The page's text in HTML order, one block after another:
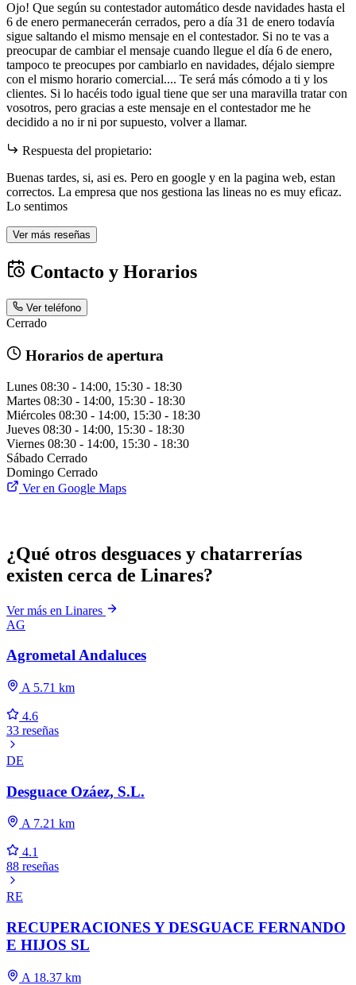
Ojo! Que según su contestador automático desde navidades hasta el
6 de enero permanecerán cerrados, pero a día 31 de enero todavía
sigue saltando el mismo mensaje en el contestador. Si no te vas a
preocupar de cambiar el mensaje cuando llegue el día 6 de enero,
tampoco te preocupes por cambiarlo en navidades, déjalo siempre
con el mismo horario comercial.... Te será más cómodo a ti y los
clientes. Si lo hacéis todo igual tiene que ser una maravilla tratar con
vosotros, pero gracias a este mensaje en el contestador me he
decidido a no ir ni por supuesto, volver a llamar.
Respuesta del propietario:
Buenas tardes, si, asi es. Pero en google y en la pagina web, estan
correctos. La empresa que nos gestiona las lineas no es muy eficaz.
Lo sentimos
Ver más reseñas
Contacto y Horarios
Ver teléfono
Cerrado
Horarios de apertura
Lunes 08:30 - 14:00, 15:30 - 18:30
Martes 08:30 - 14:00, 15:30 - 18:30
Miércoles 08:30 - 14:00, 15:30 - 18:30
Jueves 08:30 - 14:00, 15:30 - 18:30
Viernes 08:30 - 14:00, 15:30 - 18:30
Sábado Cerrado
Domingo Cerrado
Ver en Google Maps
¿Qué otros desguaces y chatarrerías
existen cerca de Linares?
Ver más en Linares
AG
Agrometal Andaluces
A 5.71 km
4.6
33 reseñas
DE
Desguace Ozáez, S.L.
A 7.21 km
4.1
88 reseñas
RE
RECUPERACIONES Y DESGUACE FERNANDO
E HIJOS SL
A 18.37 km